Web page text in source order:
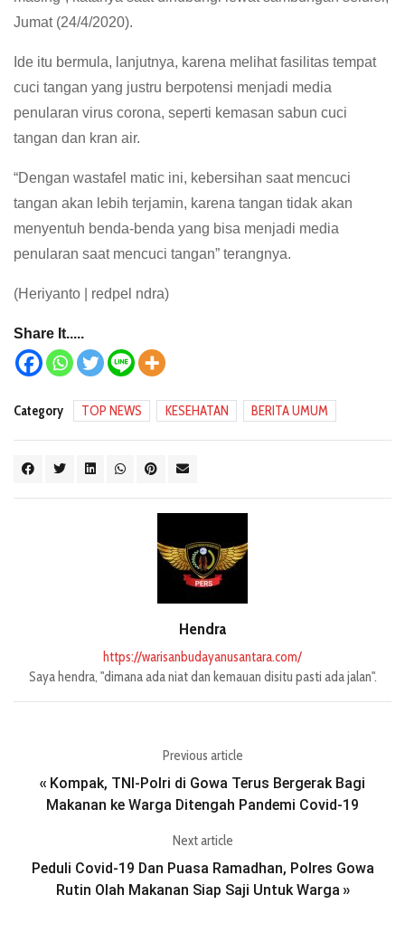
Jumat (24/4/2020).
Ide itu bermula, lanjutnya, karena melihat fasilitas tempat
cuci tangan yang justru berpotensi menjadi media
penularan virus corona, seperti kemasan sabun cuci
tangan dan kran air.
“Dengan wastafel matic ini, kebersihan saat mencuci
tangan akan lebih terjamin, karena tangan tidak akan
menyentuh benda-benda yang bisa menjadi media
penularan saat mencuci tangan” terangnya.
(Heriyanto | redpel ndra)
Share It.....
Category TOP NEWS KESEHATAN BERITA UMUM
Hendra
https://warisanbudayanusantara.com/
Saya hendra, "dimana ada niat dan kemauan disitu pasti ada jalan".
Previous article
« Kompak, TNI-Polri di Gowa Terus Bergerak Bagi
Makanan ke Warga Ditengah Pandemi Covid-19
Next article
Peduli Covid-19 Dan Puasa Ramadhan, Polres Gowa
Rutin Olah Makanan Siap Saji Untuk Warga »